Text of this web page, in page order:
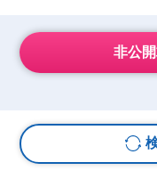
非公